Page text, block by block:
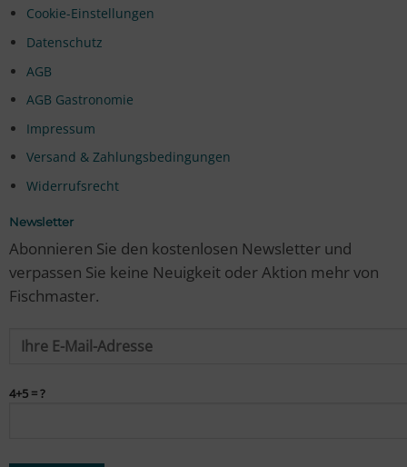
Cookie-Einstellungen
Datenschutz
AGB
AGB Gastronomie
Impressum
Versand & Zahlungsbedingungen
Widerrufsrecht
Newsletter
Abonnieren Sie den kostenlosen Newsletter und
verpassen Sie keine Neuigkeit oder Aktion mehr von
Fischmaster.
4+5 = ?